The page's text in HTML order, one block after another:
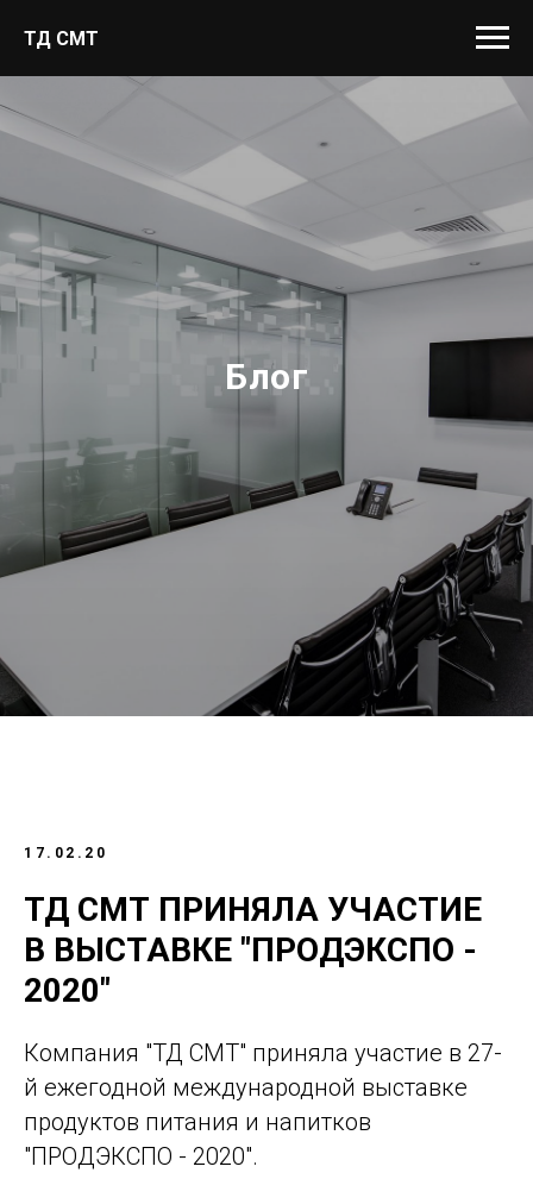
ТД СМТ
Блог
17.02.20
ТД СМТ ПРИНЯЛА УЧАСТИЕ
В ВЫСТАВКЕ "ПРОДЭКСПО -
2020"
Компания "ТД СМТ" приняла участие в 27-
й ежегодной международной выставке
продуктов питания и напитков
"ПРОДЭКСПО - 2020".